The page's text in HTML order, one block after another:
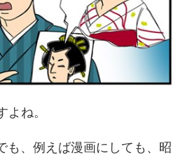
ね。
も、例えば漫画にしても、昭